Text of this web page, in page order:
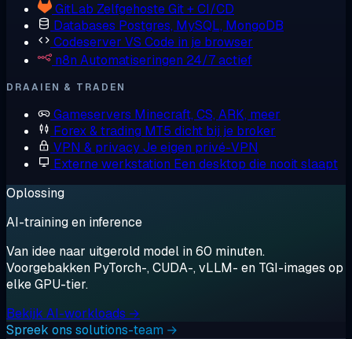
GitLab Zelfgehoste Git + CI/CD
Databases Postgres, MySQL, MongoDB
Codeserver VS Code in je browser
n8n Automatiseringen 24/7 actief
DRAAIEN & TRADEN
Gameservers Minecraft, CS, ARK, meer
Forex & trading MT5 dicht bij je broker
VPN & privacyJe eigen privé-VPN
Externe werkstation Een desktop die nooit slaapt
Oplossing
AI-training en inference
Van idee naar uitgerold model in 60 minuten.
Voorgebakken PyTorch-, CUDA-, vLLM- en TGI-images op
elke GPU-tier.
Bekijk AI-workloads →
Spreek ons solutions-team →